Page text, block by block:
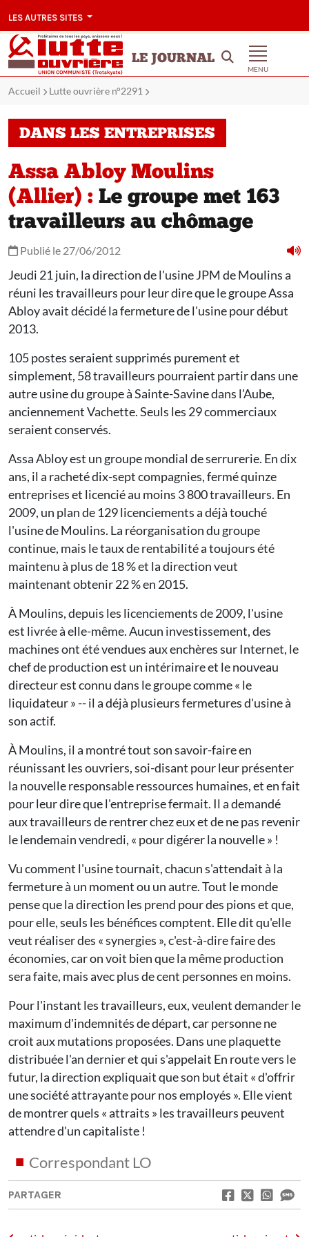
LES AUTRES SITES
LE JOURNAL
MENU
Accueil Lutte ouvrière n°2291
DANS LES ENTREPRISES
Assa Abloy Moulins
(Allier) : Le groupe met 163
travailleurs au chômage
Publié le 27/06/2012
Jeudi 21 juin, la direction de l'usine JPM de Moulins a
réuni les travailleurs pour leur dire que le groupe Assa
Abloy avait décidé la fermeture de l'usine pour début
2013.
105 postes seraient supprimés purement et
simplement, 58 travailleurs pourraient partir dans une
autre usine du groupe à Sainte-Savine dans l'Aube,
anciennement Vachette. Seuls les 29 commerciaux
seraient conservés.
Assa Abloy est un groupe mondial de serrurerie. En dix
ans, il a racheté dix-sept compagnies, fermé quinze
entreprises et licencié au moins 3 800 travailleurs. En
2009, un plan de 129 licenciements a déjà touché
l'usine de Moulins. La réorganisation du groupe
continue, mais le taux de rentabilité a toujours été
maintenu à plus de 18 % et la direction veut
maintenant obtenir 22 % en 2015.
À Moulins, depuis les licenciements de 2009, l'usine
est livrée à elle-même. Aucun investissement, des
machines ont été vendues aux enchères sur Internet, le
chef de production est un intérimaire et le nouveau
directeur est connu dans le groupe comme « le
liquidateur » -- il a déjà plusieurs fermetures d'usine à
son actif.
À Moulins, il a montré tout son savoir-faire en
réunissant les ouvriers, soi-disant pour leur présenter
la nouvelle responsable ressources humaines, et en fait
pour leur dire que l'entreprise fermait. Il a demandé
aux travailleurs de rentrer chez eux et de ne pas revenir
le lendemain vendredi, « pour digérer la nouvelle » !
Vu comment l'usine tournait, chacun s'attendait à la
fermeture à un moment ou un autre. Tout le monde
pense que la direction les prend pour des pions et que,
pour elle, seuls les bénéfices comptent. Elle dit qu'elle
veut réaliser des « synergies », c'est-à-dire faire des
économies, car on voit bien que la même production
sera faite, mais avec plus de cent personnes en moins.
Pour l'instant les travailleurs, eux, veulent demander le
maximum d'indemnités de départ, car personne ne
croit aux mutations proposées. Dans une plaquette
distribuée l'an dernier et qui s'appelait En route vers le
futur, la direction expliquait que son but était « d'offrir
une société attrayante pour nos employés ». Elle vient
de montrer quels « attraits » les travailleurs peuvent
attendre d'un capitaliste !
Correspondant LO
PARTAGER